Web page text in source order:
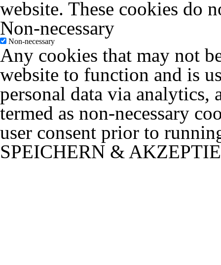
website. These cookies do
Non-necessary
Non-necessary
Any cookies that may not
website to function and is
personal data via analytics,
termed as non-necessary
user consent prior to
SPEICHERN &